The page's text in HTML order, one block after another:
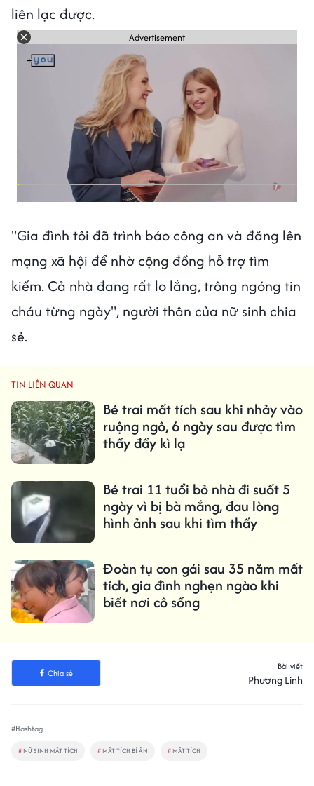
liên lạc được.
Advertisement
"Gia đình tôi đã trình báo công an và đăng lên
mạng xã hội để nhờ cộng đồng hỗ trợ tìm
kiếm. Cả nhà đang rất lo lắng, trông ngóng tin
cháu từng ngày", người thân của nữ sinh chia
sẻ.
TIN LIÊN QUAN
Bé trai mất tích sau khi nhảy vào
ruộng ngô, 6 ngày sau được tìm
thấy đầy kì lạ
Bé trai 11 tuổi bỏ nhà đi suốt 5
ngày vì bị bà mắng, đau lòng
hình ảnh sau khi tìm thấy
Đoàn tụ con gái sau 35 năm mất
tích, gia đình nghẹn ngào khi
biết nơi cô sống
Chia sẻ
Bài viết
Phương Linh
#Hashtag
# NỮ SINH MẤT TÍCH # MẤT TÍCH BÍ ẨN # MẤT TÍCH